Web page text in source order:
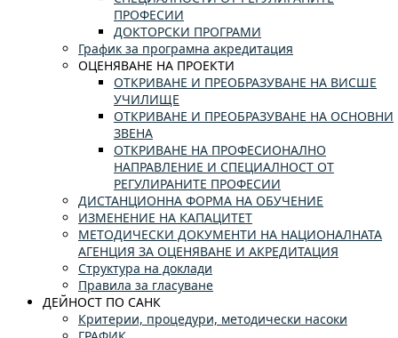
ПРОФЕСИИ
ДОКТОРСКИ ПРОГРАМИ
График за програмна акредитация
ОЦЕНЯВАНЕ НА ПРОЕКТИ
ОТКРИВАНЕ И ПРЕОБРАЗУВАНЕ НА ВИСШЕ
УЧИЛИЩЕ
ОТКРИВАНЕ И ПРЕОБРАЗУВАНЕ НА ОСНОВНИ
ЗВЕНА
ОТКРИВАНЕ НА ПРОФЕСИОНАЛНО
НАПРАВЛЕНИЕ И СПЕЦИАЛНОСТ ОТ
РЕГУЛИРАНИТЕ ПРОФЕСИИ
ДИСТАНЦИОННА ФОРМА НА ОБУЧЕНИЕ
ИЗМЕНЕНИЕ НА КАПАЦИТЕТ
МЕТОДИЧЕСКИ ДОКУМЕНТИ НА НАЦИОНАЛНАТА
АГЕНЦИЯ ЗА ОЦЕНЯВАНЕ И АКРЕДИТАЦИЯ
Структура на доклади
Правила за гласуване
ДЕЙНОСТ ПО САНК
Критерии, процедури, методически насоки